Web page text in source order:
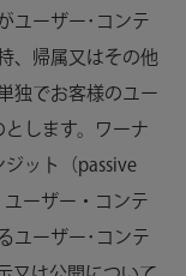
ユーザー･コンテ
、帰属又はその他
独でお客様のユー
します。ワーナ
ット（passive
ーザー・コンテ
ユーザー･コンテ